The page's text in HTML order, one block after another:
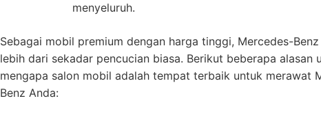
menyeluruh.
Sebagai mobil premium dengan harga tinggi, Mercedes-
lebih dari sekadar pencucian biasa. Berikut beberapa alasan
mengapa salon mobil adalah tempat terbaik untuk merawat
Benz Anda: